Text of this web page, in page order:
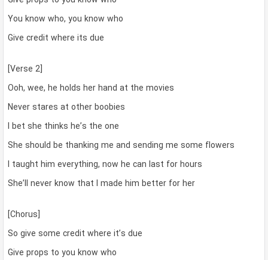
You know who, you know who
Give credit where its due
[Verse 2]
Ooh, wee, he holds her hand at the movies
Never stares at other boobies
I bet she thinks he’s the one
She should be thanking me and sending me some flowers
I taught him everything, now he can last for hours
She’ll never know that I made him better for her
[Chorus]
So give some credit where it’s due
Give props to you know who